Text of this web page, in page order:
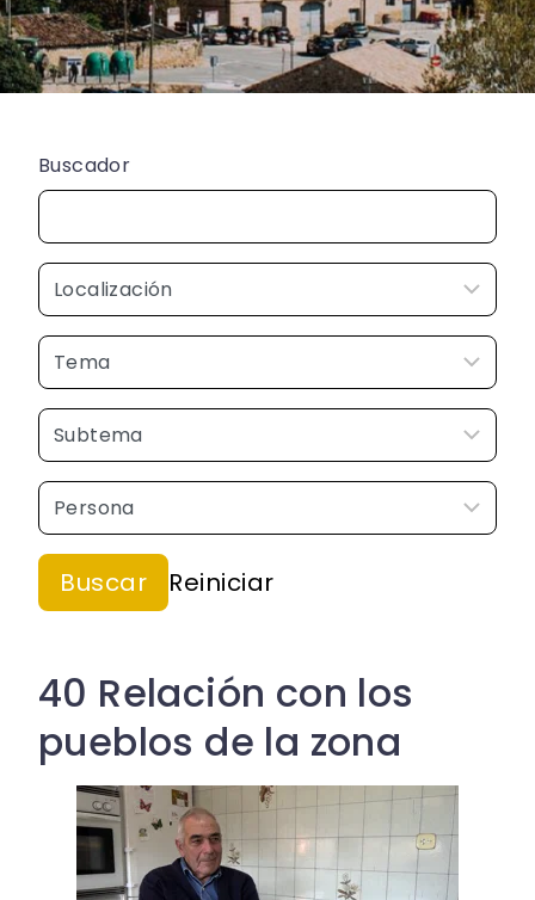
Buscador
40 Relación con los
pueblos de la zona